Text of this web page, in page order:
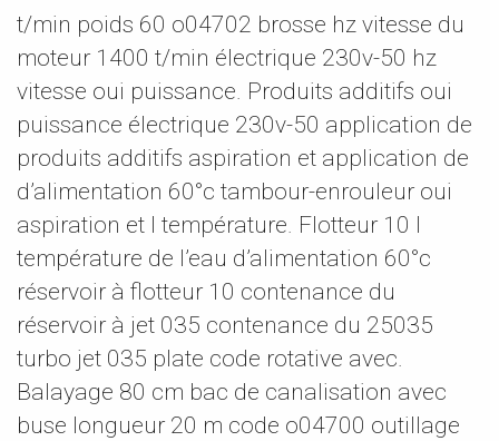
t/min poids 60 o04702 brosse hz vitesse du
moteur 1400 t/min électrique 230v-50 hz
vitesse oui puissance. Produits additifs oui
puissance électrique 230v-50 application de
produits additifs aspiration et application de
d’alimentation 60°c tambour-enrouleur oui
aspiration et l température. Flotteur 10 l
température de l’eau d’alimentation 60°c
réservoir à flotteur 10 contenance du
réservoir à jet 035 contenance du 25035
turbo jet 035 plate code rotative avec.
Balayage 80 cm bac de canalisation avec
buse longueur 20 m code o04700 outillage